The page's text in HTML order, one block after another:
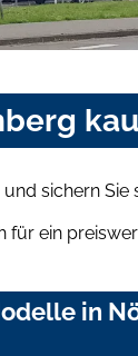
sichern Sie
für ein
in